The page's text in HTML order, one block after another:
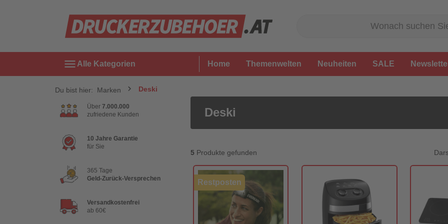
menu Alle Kategorien Home Themenwelten Neuheiten SALE
Du bist hier: Marken Deski
Deski
Über 7.000.000
zufriedene Kunden
10 Jahre Garantie
für Sie
365 Tage
Geld-Zurück-Versprechen
Versandkostenfrei
ab 60€
5 Produkte gefunden
Restposten